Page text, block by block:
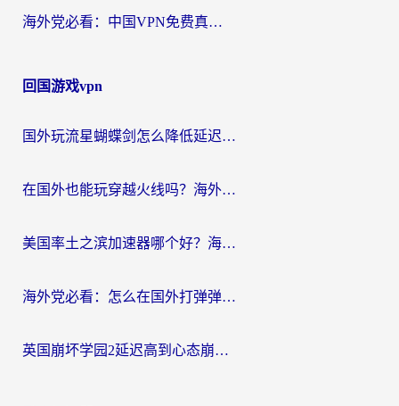
海外党必看：中国VPN免费真的靠谱吗？手把手教你选对回国加速器
回国游戏vpn
国外玩流星蝴蝶剑怎么降低延迟？海外党必看的加速秘籍（含欧洲鸣潮&彩虹岛优化攻略）
在国外也能玩穿越火线吗？海外玩家国服游戏畅玩终极指南
美国率土之滨加速器哪个好？海外党国服游戏畅玩终极指南（附多游戏解决方案）
海外党必看：怎么在国外打弹弹堂不卡？番茄加速器亲测指南
英国崩坏学园2延迟高到心态崩？海外党国服游戏加速终极指南